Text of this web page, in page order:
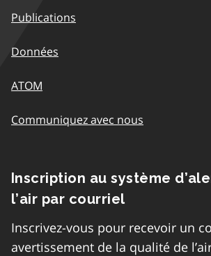
Publications
Données
ATOM
Communiquez avec nous
Inscription au système
l’air par courriel
Inscrivez-vous pour recevoir un
avertissement de la qualité de